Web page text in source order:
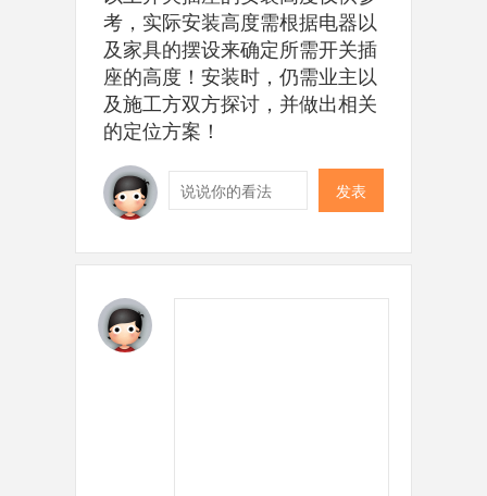
考，实际安装高度需根据电器以
及家具的摆设来确定所需开关插
座的高度！安装时，仍需业主以
及施工方双方探讨，并做出相关
的定位方案！
发表